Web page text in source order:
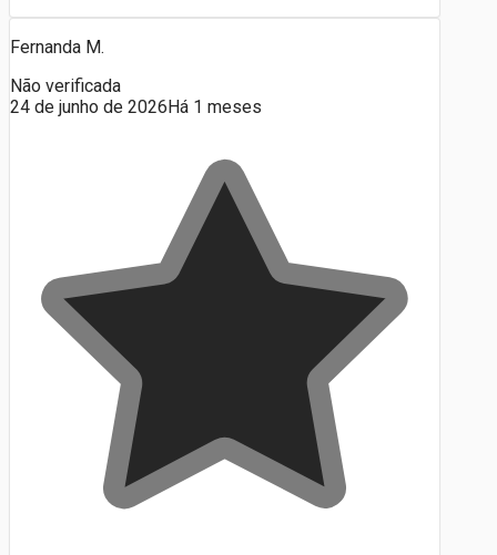
Fernanda M.
Não verificada
24 de junho de 2026Há 1 meses